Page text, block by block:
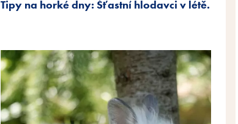
Tipy na horké dny: Šťastní hlodavci v létě.